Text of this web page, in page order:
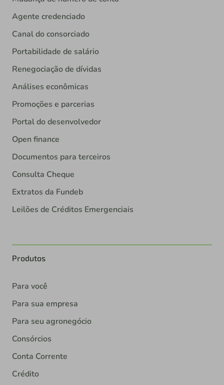
Agente credenciado
Canal do consorciado
Portabilidade de salário
Renegociação de dívidas
Análises econômicas
Promoções e parcerias
Portal do desenvolvedor
Open finance
Documentos para terceiros
Consulta Cheque
Extratos da Fundeb
Leilões de Créditos Emergenciais
Produtos
Para você
Para sua empresa
Para seu agronegócio
Consórcios
Conta Corrente
Crédito